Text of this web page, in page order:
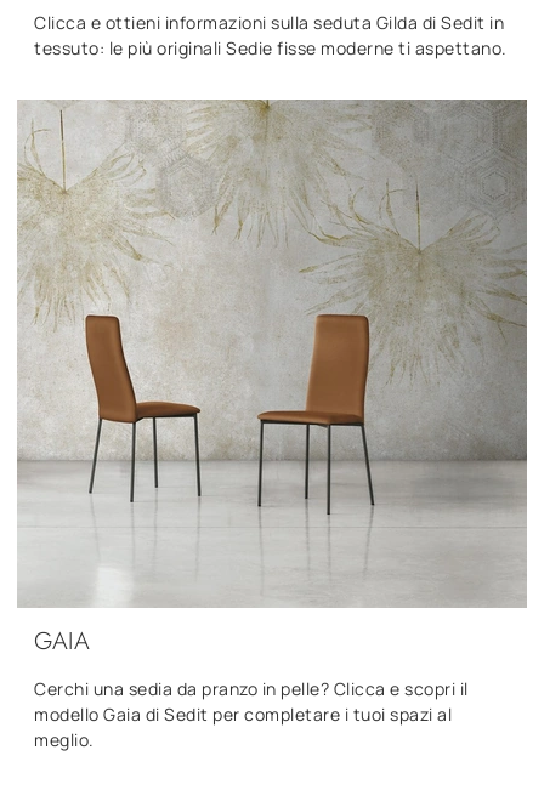
Clicca e ottieni informazioni sulla seduta Gilda di Sedit in
tessuto: le più originali Sedie fisse moderne ti aspettano.
GAIA
Cerchi una sedia da pranzo in pelle? Clicca e scopri il
modello Gaia di Sedit per completare i tuoi spazi al
meglio.